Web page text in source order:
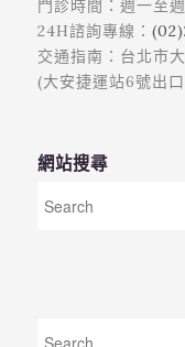
門診時間：週一至
24H諮詢專線：
交通指南：台北市
(大安捷運站6號出
網站搜尋